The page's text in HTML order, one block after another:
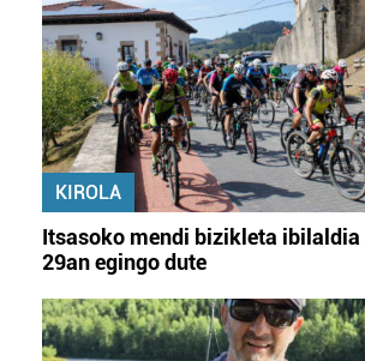
KIROLA
Itsasoko mendi bizikleta ibilaldia
29an egingo dute